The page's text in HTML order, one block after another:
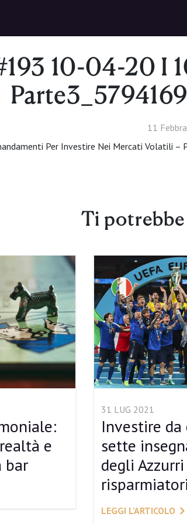
10-04-20 I
11
Per Investire Nei Mercati Volatili –
Ti potrebbe
e
bar
31 LUG 2021
Investire
sette
degli
LEGGI L’ARTICOLO